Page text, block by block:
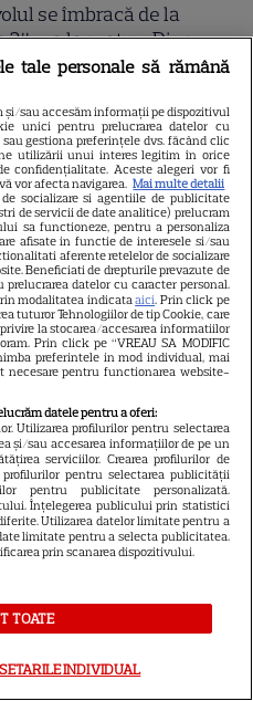
se îmbracă de la
2” s-a lansat pe Disney+.
Streep și Anne
STRĂINE
Streep, gest
pentru Anne
și Emily Blunt la
se îmbracă de la
2”. Ce salarii ar fi primit
decizie radicală
noul său film! Ce
a făcut actorul
momentele virale în care
senzație prin dans
Johansson și Kristin
din nou mamă
pe ecran în „My
tale personale să rămână
și/sau accesăm informații pe dispozitivul
unici pentru prelucrarea datelor cu
gestiona preferințele dvs. făcând clic
utilizării unui interes legitim în orice
confidențialitate. Aceste alegeri vor fi
vor afecta navigarea. Mai multe detalii
socializare si agentiile de publicitate
de servicii de date analitice) prelucram
sa functioneze, pentru a personaliza
afisate in functie de interesele si/sau
aferente retelelor de socializare
Beneficiati de drepturile prevazute de
prelucrarea datelor cu caracter personal.
modalitatea indicataaici. Prin click pe
tuturor Tehnologiilor de tip Cookie, care
la stocarea/accesarea informatiilor
Prin click pe “VREAU SA MODIFIC
preferintele in mod individual, mai
pentru functionarea website-
datele pentru a oferi:
Utilizarea profilurilor pentru selectarea
și/sau accesarea informațiilor de pe un
serviciilor. Crearea profilurilor de
pentru selectarea publicității
pentru publicitate personalizată.
Înțelegerea publicului prin statistici
Utilizarea datelor limitate pentru a
limitate pentru a selecta publicitatea.
prin scanarea dispozitivului.
TOATE
INDIVIDUAL